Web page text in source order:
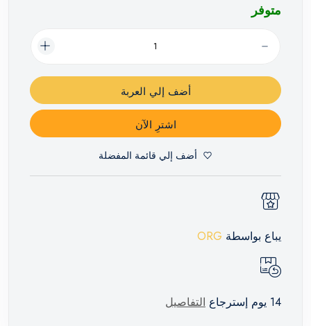
متوفر
أضف إلي العربة
اشترِ الآن
أضف إلي قائمة المفضلة
يباع بواسطة ORG
14 يوم إسترجاع التفاصيل